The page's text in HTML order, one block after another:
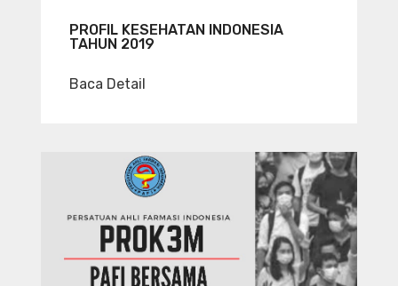
PROFIL KESEHATAN INDONESIA
TAHUN 2019
Baca Detail